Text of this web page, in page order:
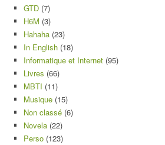
GTD (7)
H6M (3)
Hahaha (23)
In English (18)
Informatique et Internet (95)
Livres (66)
MBTI (11)
Musique (15)
Non classé (6)
Novela (22)
Perso (123)